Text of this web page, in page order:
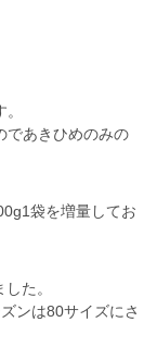
であきひめのみの
袋を増量してお
た。
ンは80サイズにさ